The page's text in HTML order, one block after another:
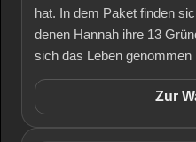
hat. In dem Paket finden
denen Hannah ihre 13
sich das Leben genommen
Zur